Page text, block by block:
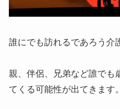
誰にでも訪れるであろう介
親、伴侶、兄弟など誰でも
てくる可能性が出てきます。